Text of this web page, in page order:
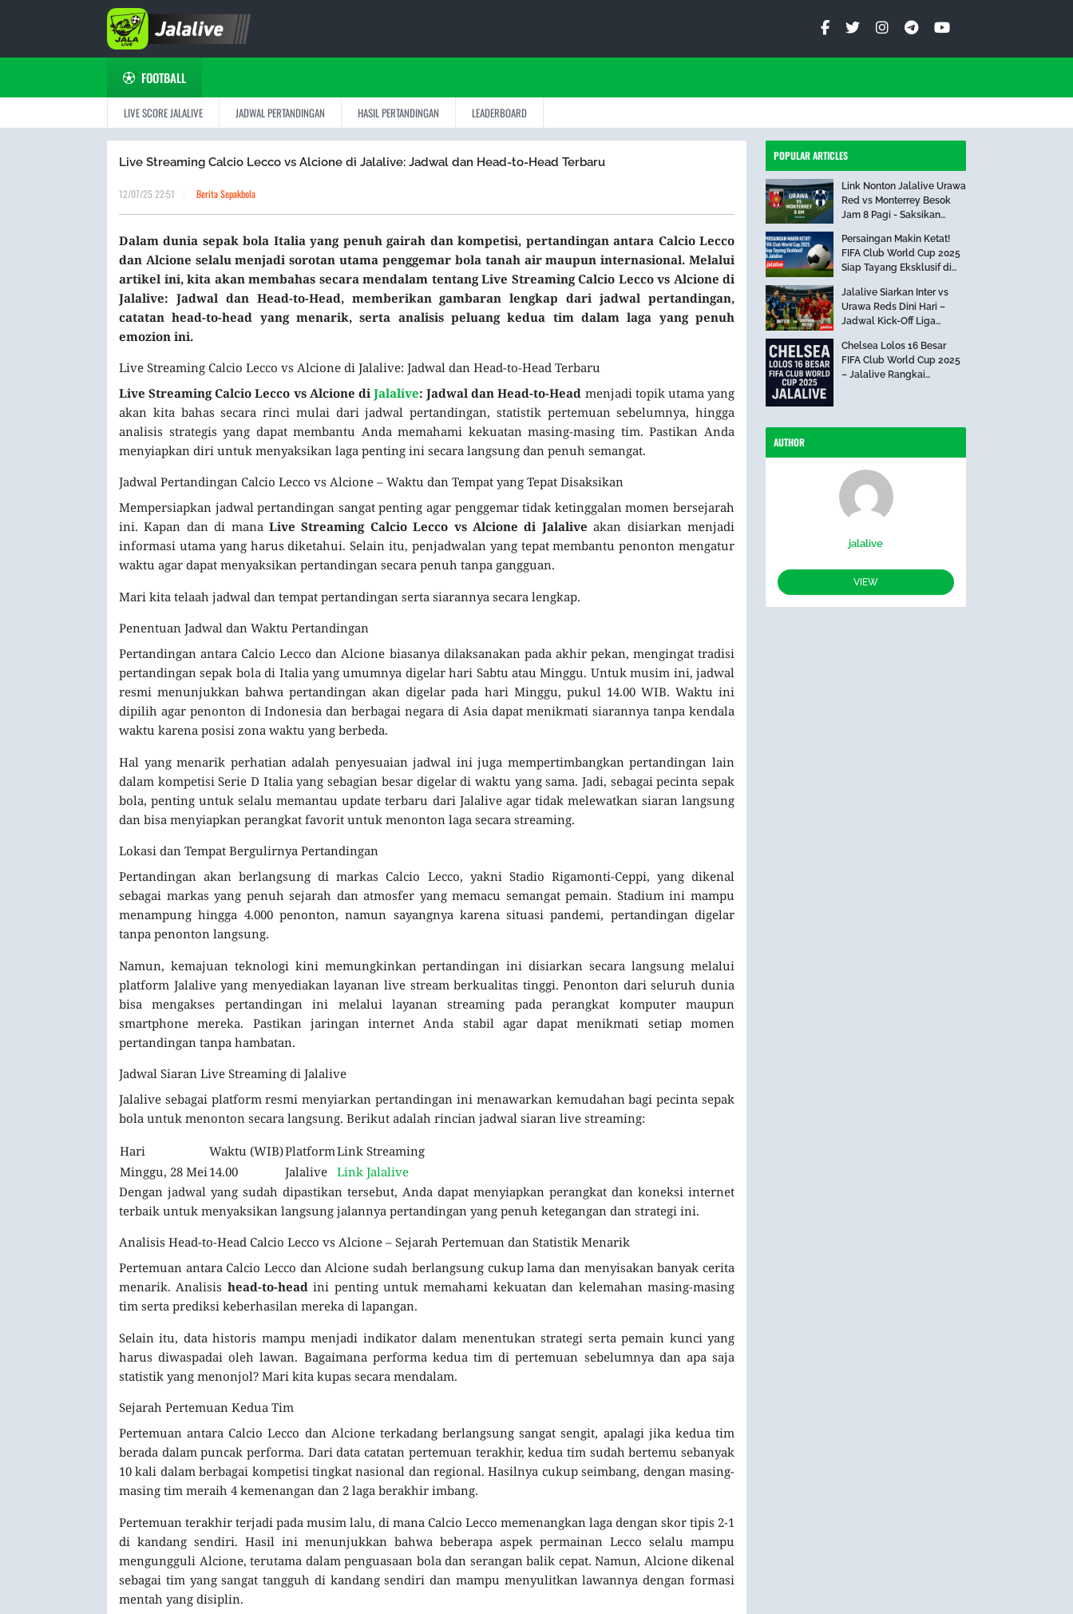
FOOTBALL
LIVE SCORE JALALIVE JADWAL PERTANDINGAN HASIL PERTANDINGAN LEADERBOARD
Live Streaming Calcio Lecco vs Alcione di Jalalive: Jadwal dan Head-to-Head Terbaru
12/07/25 22:51 Berita Sepakbola
Dalam dunia sepak bola Italia yang penuh gairah dan kompetisi, pertandingan antara Calcio Lecco
dan Alcione selalu menjadi sorotan utama penggemar bola tanah air maupun internasional. Melalui
artikel ini, kita akan membahas secara mendalam tentangLive Streaming Calcio Lecco vs Alcione di
Jalalive: Jadwal dan Head-to-Head, memberikan gambaran lengkap dari jadwal pertandingan,
catatan head-to-head yang menarik, serta analisis peluang kedua tim dalam laga yang penuh
emozion ini.
Live Streaming Calcio Lecco vs Alcione di Jalalive: Jadwal dan Head-to-Head Terbaru
Live Streaming Calcio Lecco vs Alcione di Jalalive: Jadwal dan Head-to-Head menjadi topik utama yang
akan kita bahas secara rinci mulai dari jadwal pertandingan, statistik pertemuan sebelumnya, hingga
analisis strategis yang dapat membantu Anda memahami kekuatan masing-masing tim. Pastikan Anda
menyiapkan diri untuk menyaksikan laga penting ini secara langsung dan penuh semangat.
Jadwal Pertandingan Calcio Lecco vs Alcione – Waktu dan Tempat yang Tepat Disaksikan
Mempersiapkan jadwal pertandingan sangat penting agar penggemar tidak ketinggalan momen bersejarah
ini. Kapan dan di mana Live Streaming Calcio Lecco vs Alcione di Jalalive akan disiarkan menjadi
informasi utama yang harus diketahui. Selain itu, penjadwalan yang tepat membantu penonton mengatur
waktu agar dapat menyaksikan pertandingan secara penuh tanpa gangguan.
Mari kita telaah jadwal dan tempat pertandingan serta siarannya secara lengkap.
Penentuan Jadwal dan Waktu Pertandingan
Pertandingan antara Calcio Lecco dan Alcione biasanya dilaksanakan pada akhir pekan, mengingat tradisi
pertandingan sepak bola di Italia yang umumnya digelar hari Sabtu atau Minggu. Untuk musim ini, jadwal
resmi menunjukkan bahwa pertandingan akan digelar pada hari Minggu, pukul 14.00 WIB. Waktu ini
dipilih agar penonton di Indonesia dan berbagai negara di Asia dapat menikmati siarannya tanpa kendala
waktu karena posisi zona waktu yang berbeda.
Hal yang menarik perhatian adalah penyesuaian jadwal ini juga mempertimbangkan pertandingan lain
dalam kompetisi Serie D Italia yang sebagian besar digelar di waktu yang sama. Jadi, sebagai pecinta sepak
bola, penting untuk selalu memantau update terbaru dari Jalalive agar tidak melewatkan siaran langsung
dan bisa menyiapkan perangkat favorit untuk menonton laga secara streaming.
Lokasi dan Tempat Bergulirnya Pertandingan
Pertandingan akan berlangsung di markas Calcio Lecco, yakni Stadio Rigamonti-Ceppi, yang dikenal
sebagai markas yang penuh sejarah dan atmosfer yang memacu semangat pemain. Stadium ini mampu
menampung hingga 4.000 penonton, namun sayangnya karena situasi pandemi, pertandingan digelar
tanpa penonton langsung.
Namun, kemajuan teknologi kini memungkinkan pertandingan ini disiarkan secara langsung melalui
platform Jalalive yang menyediakan layanan live stream berkualitas tinggi. Penonton dari seluruh dunia
bisa mengakses pertandingan ini melalui layanan streaming pada perangkat komputer maupun
smartphone mereka. Pastikan jaringan internet Anda stabil agar dapat menikmati setiap momen
pertandingan tanpa hambatan.
Jadwal Siaran Live Streaming di Jalalive
Jalalive sebagai platform resmi menyiarkan pertandingan ini menawarkan kemudahan bagi pecinta sepak
bola untuk menonton secara langsung. Berikut adalah rincian jadwal siaran live streaming:
Hari Waktu (WIB)PlatformLink Streaming
Minggu, 28 Mei 14.00 Jalalive Link Jalalive
Dengan jadwal yang sudah dipastikan tersebut, Anda dapat menyiapkan perangkat dan koneksi internet
terbaik untuk menyaksikan langsung jalannya pertandingan yang penuh ketegangan dan strategi ini.
Analisis Head-to-Head Calcio Lecco vs Alcione – Sejarah Pertemuan dan Statistik Menarik
Pertemuan antara Calcio Lecco dan Alcione sudah berlangsung cukup lama dan menyisakan banyak cerita
menarik. Analisis head-to-head ini penting untuk memahami kekuatan dan kelemahan masing-masing
tim serta prediksi keberhasilan mereka di lapangan.
Selain itu, data historis mampu menjadi indikator dalam menentukan strategi serta pemain kunci yang
harus diwaspadai oleh lawan. Bagaimana performa kedua tim di pertemuan sebelumnya dan apa saja
statistik yang menonjol? Mari kita kupas secara mendalam.
Sejarah Pertemuan Kedua Tim
Pertemuan antara Calcio Lecco dan Alcione terkadang berlangsung sangat sengit, apalagi jika kedua tim
berada dalam puncak performa. Dari data catatan pertemuan terakhir, kedua tim sudah bertemu sebanyak
10 kali dalam berbagai kompetisi tingkat nasional dan regional. Hasilnya cukup seimbang, dengan masing-
masing tim meraih 4 kemenangan dan 2 laga berakhir imbang.
Pertemuan terakhir terjadi pada musim lalu, di mana Calcio Lecco memenangkan laga dengan skor tipis 2-1
di kandang sendiri. Hasil ini menunjukkan bahwa beberapa aspek permainan Lecco selalu mampu
mengungguli Alcione, terutama dalam penguasaan bola dan serangan balik cepat. Namun, Alcione dikenal
sebagai tim yang sangat tangguh di kandang sendiri dan mampu menyulitkan lawannya dengan formasi
mentah yang disiplin.
POPULAR ARTICLES
Link Nonton Jalalive Urawa
Red vs Monterrey Besok
Jam 8 Pagi - Saksikan
Persaingan Makin Ketat!
FIFA Club World Cup 2025
Siap Tayang Eksklusif di
Jalalive Siarkan Inter vs
Urawa Reds Dini Hari –
Jadwal Kick-Off Liga
Chelsea Lolos 16 Besar
FIFA Club World Cup 2025
– Jalalive Rangkai
AUTHOR
jalalive
VIEW